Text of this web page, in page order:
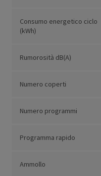
Consumo energetico ciclo
(kWh)
Rumorosità dB(A)
Numero coperti
Numero programmi
Programma rapido
Ammollo